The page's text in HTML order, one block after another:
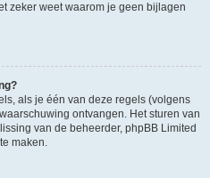
zeker weet waarom je geen bijlagen
als je één van deze regels (volgens
ontvangen. Het sturen van
van de beheerder, phpBB Limited
maken.